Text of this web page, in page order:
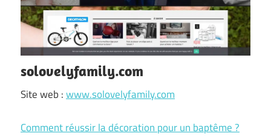
solovelyfamily.com
Site web :www.solovelyfamily.com
Comment réussir la décoration pour un baptême ?